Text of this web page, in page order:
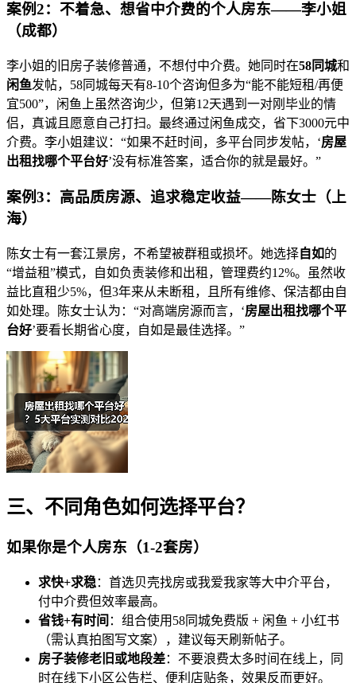
案例2：不着急、想省中介费的个人房东——李小姐
（成都）
李小姐的旧房子装修普通，不想付中介费。她同时在58同城和
闲鱼发帖，58同城每天有8-10个咨询但多为“能不能短租/再便
宜500”，闲鱼上虽然咨询少，但第12天遇到一对刚毕业的情
侣，真诚且愿意自己打扫。最终通过闲鱼成交，省下3000元中
介费。李小姐建议：“如果不赶时间，多平台同步发帖，‘房屋
出租找哪个平台好’没有标准答案，适合你的就是最好。”
案例3：高品质房源、追求稳定收益——陈女士（上
海）
陈女士有一套江景房，不希望被群租或损坏。她选择自如的
“增益租”模式，自如负责装修和出租，管理费约12%。虽然收
益比直租少5%，但3年来从未断租，且所有维修、保洁都由自
如处理。陈女士认为：“对高端房源而言，‘房屋出租找哪个平
台好’要看长期省心度，自如是最佳选择。”
三、不同角色如何选择平台？
如果你是个人房东（1-2套房）
求快+求稳：首选贝壳找房或我爱我家等大中介平台，
付中介费但效率最高。
省钱+有时间 ：组合使用58同城免费版 + 闲鱼 + 小红书
（需认真拍图写文案），建议每天刷新帖子。
房子装修老旧或地段差：不要浪费太多时间在线上，同
时在线下小区公告栏、便利店贴条，效果反而更好。